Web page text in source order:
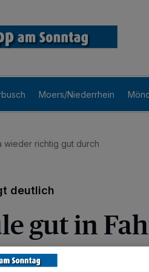
Moers/Niederrhein
wieder richtig gut durch
deutlich
gut in
Meerbusch ist wieder in